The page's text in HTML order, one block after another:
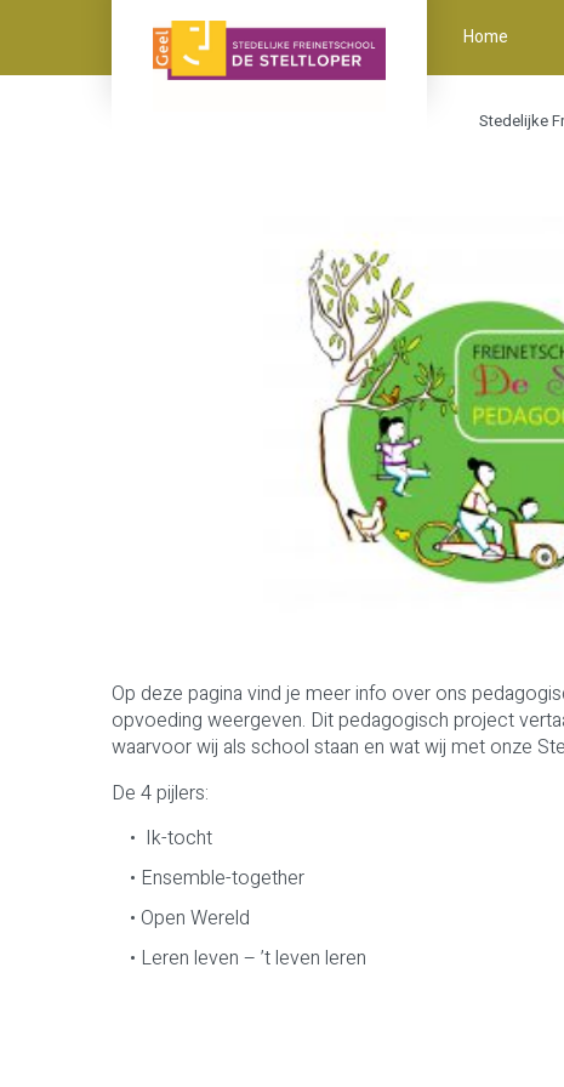
Home
Stedelijke
Op deze pagina vind je meer info over ons
opvoeding weergeven. Dit pedagogisch project
waarvoor wij als school staan en wat wij met onze
De 4 pijlers:
Ik-tocht
Ensemble-together
Open Wereld
Leren leven – ’t leven leren